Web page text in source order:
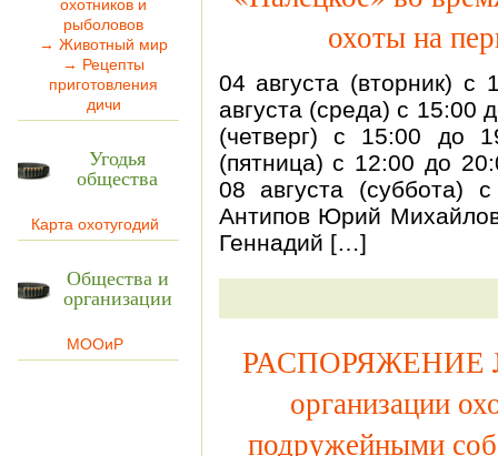
охотников и
рыболовов
→ Животный мир
→ Рецепты
приготовления
дичи
Угодья
общества
Карта охотугодий
Общества и
организации
МООиР
охоты на
04 августа (вторник)
августа (среда) с 15:00
(четверг) с 15:00 до
(пятница) с 12:00 до
08 августа
Антипов Юрий
Геннадий […]
РАСПОРЯЖЕНИЕ №
организации
подружейными